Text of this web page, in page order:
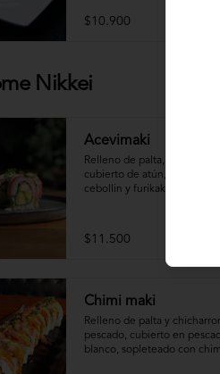
$10.900
Nikkei
Acevimaki
Relleno de palta, camaron
cubierto de atún, salsa
cebollin y furikake.
$11.500
Chimi maki
Relleno de palta y
pescado, cubierto en
blanco, sopleteado con